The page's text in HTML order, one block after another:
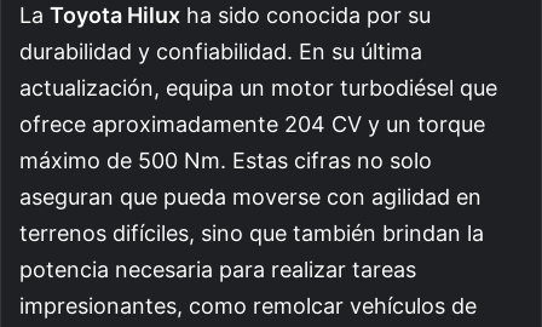
La Toyota Hilux ha sido conocida por su
durabilidad y confiabilidad. En su última
actualización, equipa un motor turbodiésel que
ofrece aproximadamente 204 CV y un torque
máximo de 500 Nm. Estas cifras no solo
aseguran que pueda moverse con agilidad en
terrenos difíciles, sino que también brindan la
potencia necesaria para realizar tareas
impresionantes, como remolcar vehículos de